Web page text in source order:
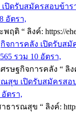
ปิดรับสมัครสอบข้าร
อัตรา,
“ ลิงค์: https://
จการคลัง เปิดรับส
รวม 10 อัตรา,
ฐกิจการคลัง “ ลิงค์
ณสุข เปิดรับสมัครสอ
อัตรา,
รณสุข “ ลิงค์: